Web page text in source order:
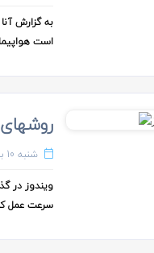
است
شنبه 10 بهمن 1394
ویندوز در
سرعت عمل